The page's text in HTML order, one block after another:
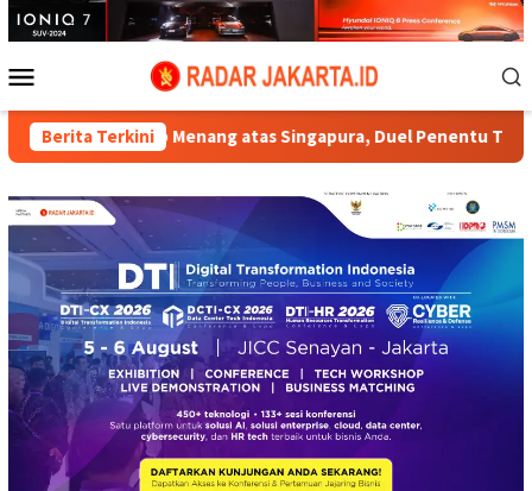
Loncat
ke
Mobile
Berita Terkini
Menang atas Singapura, Duel Penentu Tiket Semifinal Piala